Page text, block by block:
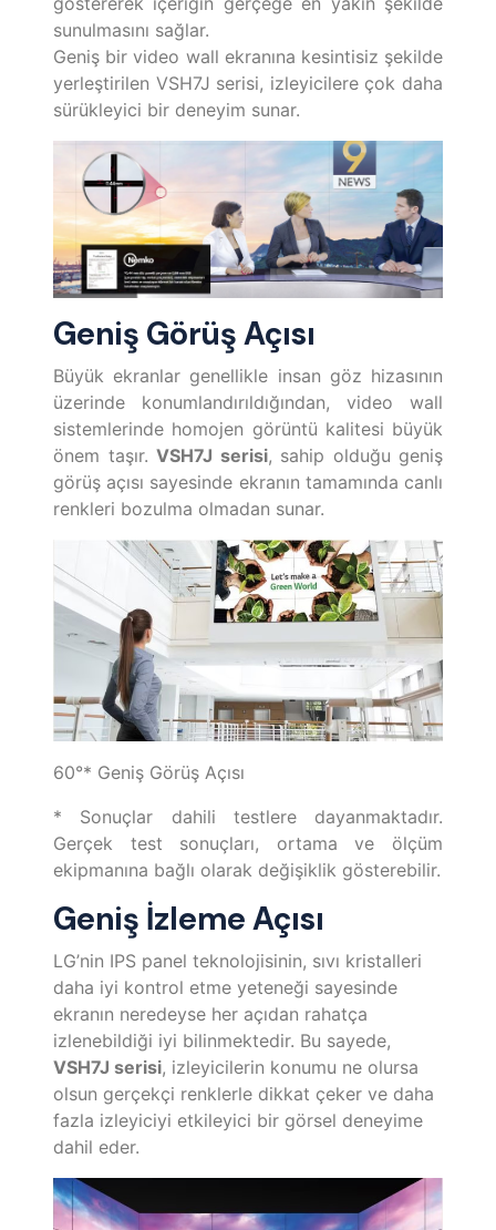
sunulmasını sağlar.
Geniş bir video wall ekranına kesintisiz şekilde
yerleştirilen VSH7J serisi, izleyicilere çok daha
sürükleyici bir deneyim sunar.
Geniş Görüş Açısı
Büyük ekranlar genellikle insan göz hizasının
üzerinde konumlandırıldığından, video wall
sistemlerinde homojen görüntü kalitesi büyük
önem taşır. VSH7J serisi, sahip olduğu geniş
görüş açısı sayesinde ekranın tamamında canlı
renkleri bozulma olmadan sunar.
60°* Geniş Görüş Açısı
* Sonuçlar dahili testlere dayanmaktadır.
Gerçek test sonuçları, ortama ve ölçüm
ekipmanına bağlı olarak değişiklik gösterebilir.
Geniş İzleme Açısı
LG’nin IPS panel teknolojisinin, sıvı kristalleri
daha iyi kontrol etme yeteneği sayesinde
ekranın neredeyse her açıdan rahatça
izlenebildiği iyi bilinmektedir. Bu sayede,
VSH7J serisi, izleyicilerin konumu ne olursa
olsun gerçekçi renklerle dikkat çeker ve daha
fazla izleyiciyi etkileyici bir görsel deneyime
dahil eder.